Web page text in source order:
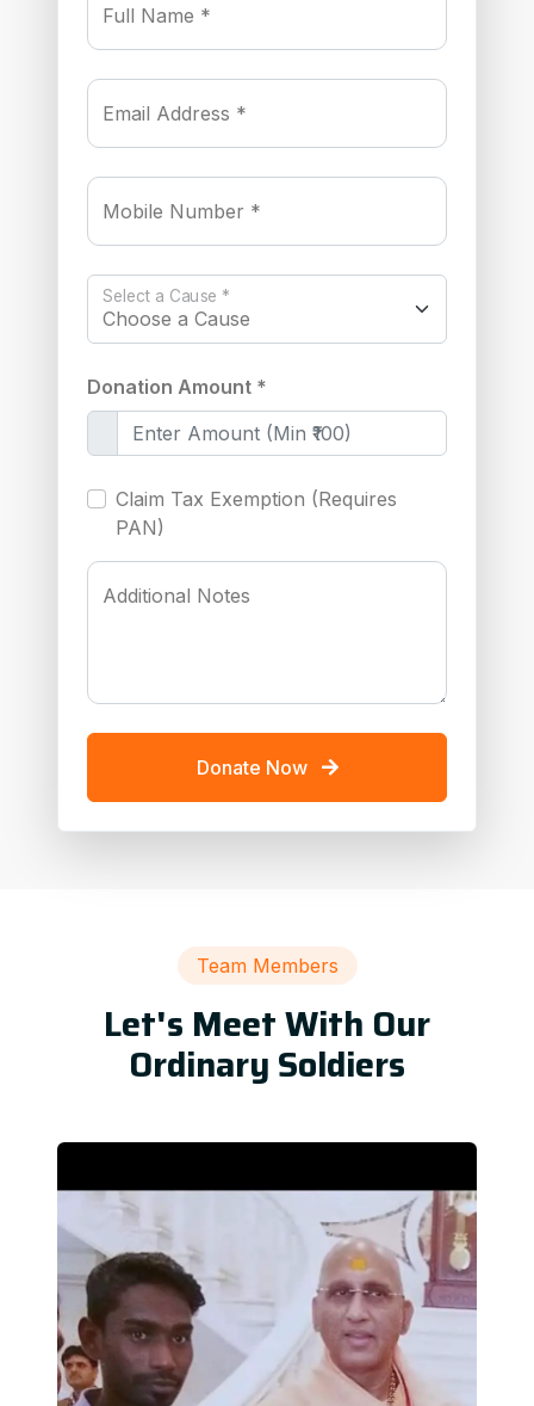
Full Name *
Email Address *
Mobile Number *
Select a Cause *
Donation Amount *
Claim Tax Exemption (Requires
PAN)
Additional Notes
Donate Now
Team Members
Let's Meet With Our
Ordinary Soldiers